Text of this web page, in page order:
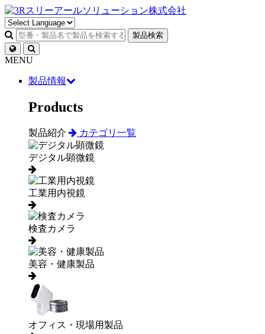
製品検索
MENU
製品情報
Products
製品紹介 カテゴリ一覧
デジタル顕微鏡
工業用内視鏡
検査カメラ
美容・健康製品
オフィス・現場用製品